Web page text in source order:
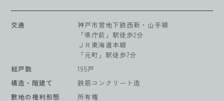
交通
神戸市営地下鉄西新・山手線
「県庁前」駅徒歩2分
ＪＲ東海道本線
「元町」駅徒歩7分
総戸数
195戸
構造・階建て
鉄筋コンクリート造
敷地の権利形態
所有権